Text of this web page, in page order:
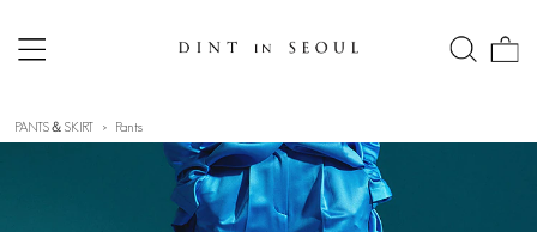
PANTS＆SKIRT Pants